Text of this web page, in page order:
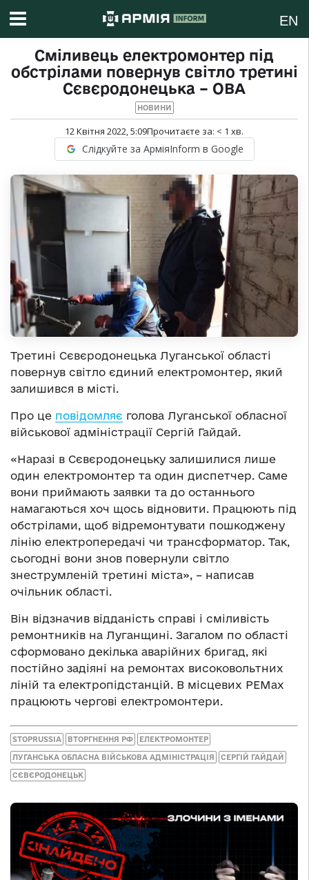
EN
Сміливець електромонтер під
обстрілами повернув світло третині
Сєвєродонецька – ОВА
НОВИНИ
12 Квітня 2022, 5:09Прочитаєте за: < 1 хв.
Слідкуйте за АрміяInform в Google
Третині Сєвєродонецька Луганської області
повернув світло єдиний електромонтер, який
залишився в місті.
Про це повідомляє голова Луганської обласної
військової адміністрації Сергій Гайдай.
«Наразі в Сєвєродонецьку залишилися лише
один електромонтер та один диспетчер. Саме
вони приймають заявки та до останнього
намагаються хоч щось відновити. Працюють під
обстрілами, щоб відремонтувати пошкоджену
лінію електропередачі чи трансформатор. Так,
сьогодні вони знов повернули світло
знеструмленій третині міста», – написав
очільник області.
Він відзначив відданість справі і сміливість
ремонтників на Луганщині. Загалом по області
сформовано декілька аварійних бригад, які
постійно задіяні на ремонтах високовольтних
ліній та електропідстанцій. В місцевих РЕМах
працюють чергові електромонтери.
STOPRUSSIA ВТОРГНЕННЯ РФ ЕЛЕКТРОМОНТЕР
ЛУГАНСЬКА ОБЛАСНА ВІЙСЬКОВА АДМІНІСТРАЦІЯ СЕРГІЙ ГАЙДАЙ
СЄВЄРОДОНЕЦЬК